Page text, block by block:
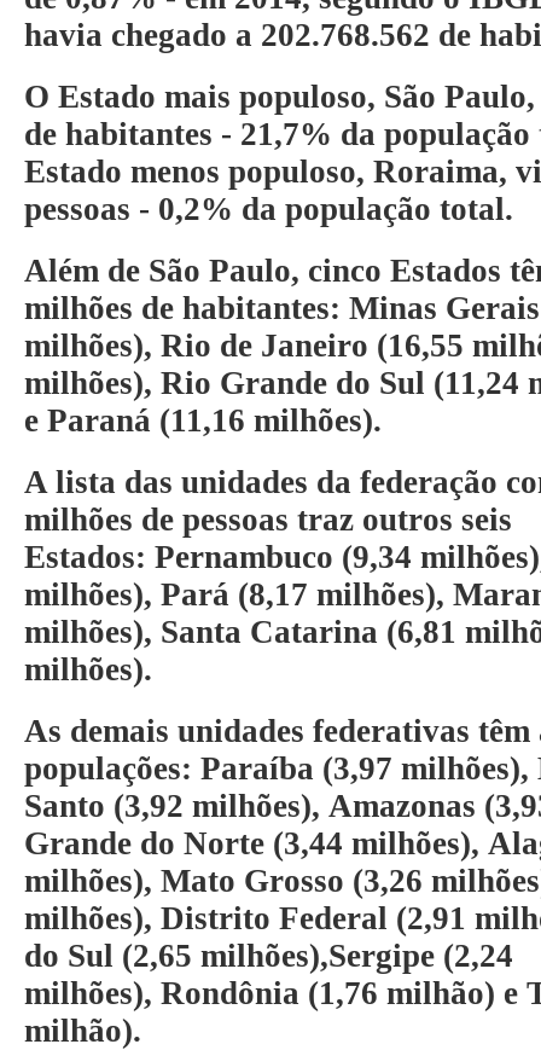
havia chegado a 202.768.562 de
O Estado mais populoso, São Paulo
de habitantes - 21,7% da
Estado menos populoso, Roraima,
pessoas - 0,2% da população total.
Além de São Paulo, cinco Estados
milhões de habitantes: Minas Gerais
milhões), Rio de Janeiro (16,55
milhões), Rio Grande do Sul (11,24
e Paraná (11,16 milhões).
A lista das unidades da federação
milhões de pessoas traz outros seis
Estados: Pernambuco (9,34
milhões), Pará (8,17 milhões),
milhões), Santa Catarina (6,81
milhões).
As demais unidades federativas têm
populações: Paraíba (3,97 milhões),
Santo (3,92 milhões), Amazonas
Grande do Norte (3,44 milhões),
milhões), Mato Grosso (3,26
milhões), Distrito Federal (2,91
do Sul (2,65 milhões),Sergipe (2,24
milhões), Rondônia (1,76 milhão) e
milhão).